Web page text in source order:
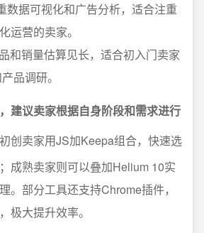
数据可视化和广告分析，适合注重
运营的卖家。
和销量估算见长，适合初入门卖家
品调研。
建议卖家根据自身阶段和需求进行
创卖家用JS加Keepa组合，快速选
成熟卖家则可以叠加Helium 10实
。部分工具还支持Chrome插件，
极大提升效率。